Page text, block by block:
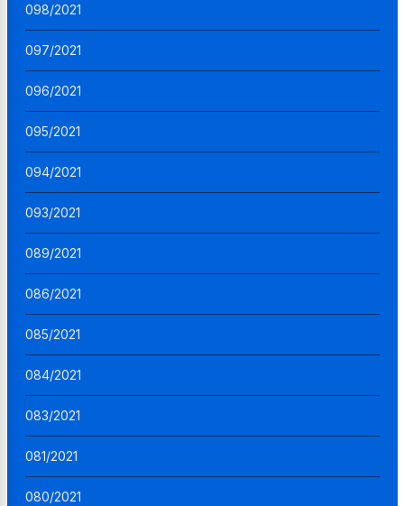
098/2021
097/2021
096/2021
095/2021
094/2021
093/2021
089/2021
086/2021
085/2021
084/2021
083/2021
081/2021
080/2021